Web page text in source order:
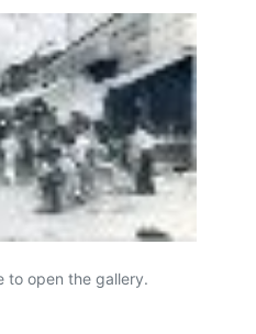
to open the gallery.